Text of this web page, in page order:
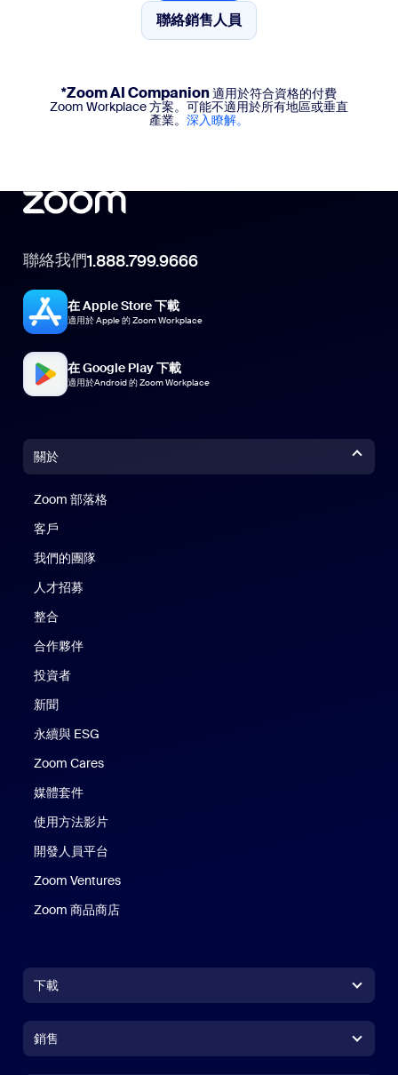
Video Management
Canvas
Mail
Zoom Mail
聯絡銷售人員
聯絡銷售人員
*Zoom AI Companion適用於符合資格的付費
Zoom Workplace 方案。可能不適用於所有地區或垂直
產業。 深入瞭解。
聯絡我們1.888.799.9666
在 Apple Store 下載
適用於 Apple 的 Zoom Workplace
在 Google Play 下載
適用於Android 的 Zoom Workplace
關於
Zoom 部落格
客戶
我們的團隊
人才招募
整合
合作夥伴
投資者
新聞
永續與 ESG
Zoom Cares
媒體套件
使用方法影片
開發人員平台
Zoom Ventures
Zoom 商品商店
下載
Zoom Rooms 應用程式Zoom Rooms 應用程式
銷售